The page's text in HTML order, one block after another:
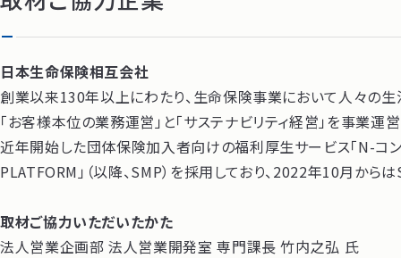
日本生命保険相互会社
創業以来130年以上にわたり、生命保険事業において人々の
「お客様本位の業務運営」と「サステナビリティ経営」を事業
近年開始した団体保険加入者向けの福利厚生サービス「N-コン
PLATFORM」（以降、SMP）を採用しており、2022年10月から
取材ご協力いただいたかた
法人営業企画部 法人営業開発室 専門課長 竹内之弘 氏